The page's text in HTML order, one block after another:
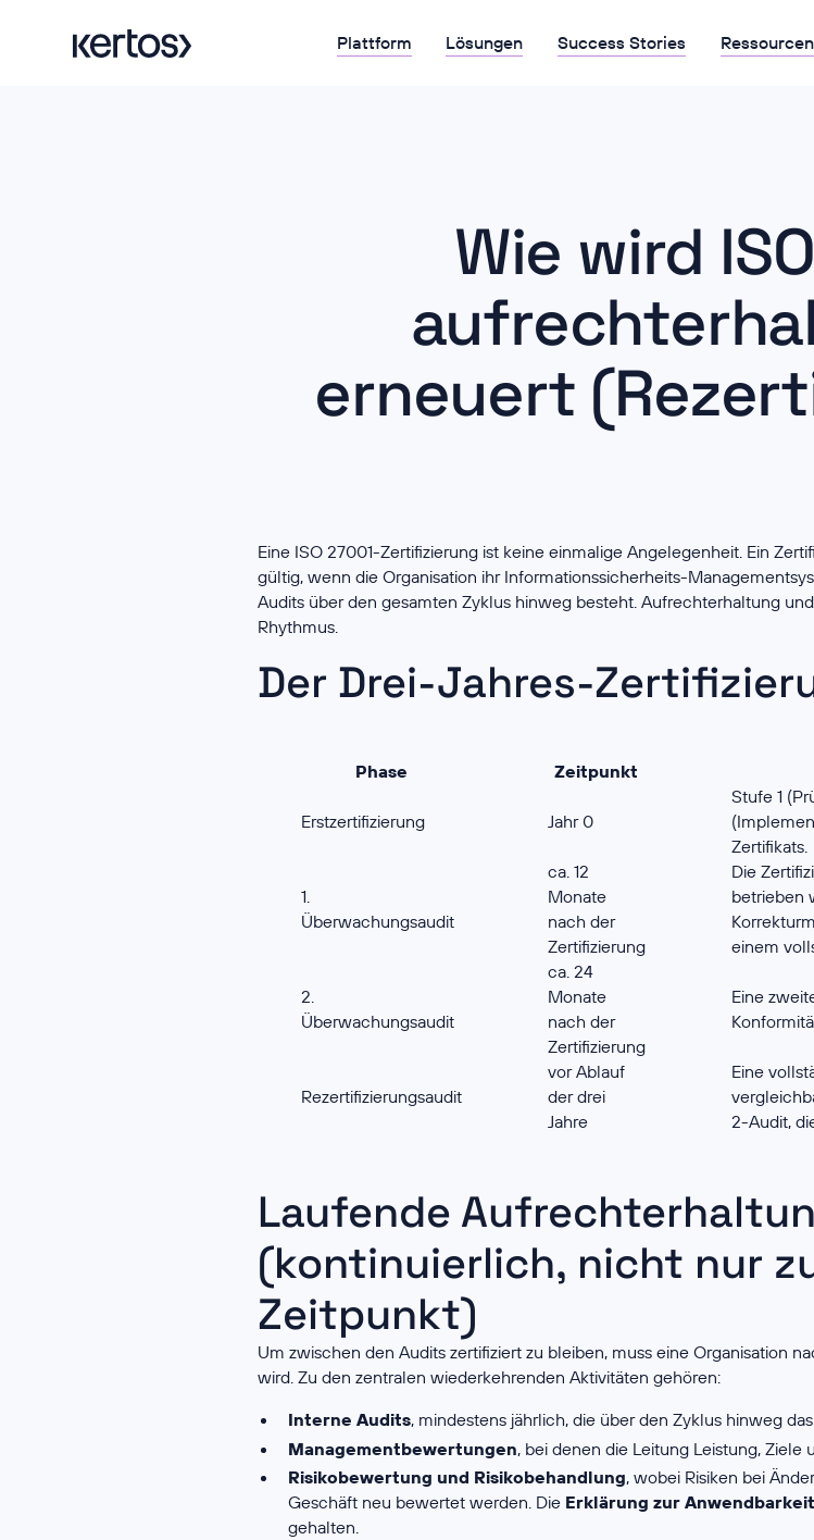
Plattform Lösungen Success Stories Ressourcen
Wie wird
erneuert
Eine ISO 27001-Zertifizierung ist keine einmalige Angelegenheit. Ein
gültig, wenn die Organisation ihr Informationssicherheits-
Audits über den gesamten Zyklus hinweg besteht. Aufrechterhaltung
Rhythmus.
Der Drei-Jahres-
Phase Zeitpunkt
Erstzertifizierung Jahr 0
Stufe 1
Zertifikats.
1.
Überwachungsaudit
ca. 12
Monate
nach der
Zertifizierung
Die
betrieben
einem
2.
Überwachungsaudit
ca. 24
Monate
nach der
Zertifizierung
Eine
Rezertifizierungsaudit
vor Ablauf
der drei
Jahre
Eine
2-Audit,
Laufende
(kontinuierlich, nicht nur
Zeitpunkt)
Um zwischen den Audits zertifiziert zu bleiben, muss eine Organisation
wird. Zu den zentralen wiederkehrenden Aktivitäten gehören:
Interne Audits, mindestens jährlich, die über den Zyklus hinweg
Managementbewertungen, bei denen die Leitung Leistung, Ziele
Risikobewertung und Risikobehandlung, wobei Risiken bei
Geschäft neu bewertet werden. Die Erklärung zur
gehalten.